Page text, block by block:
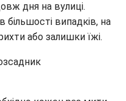
дня на вулиці.
більшості випадків, на
або залишки їжі.